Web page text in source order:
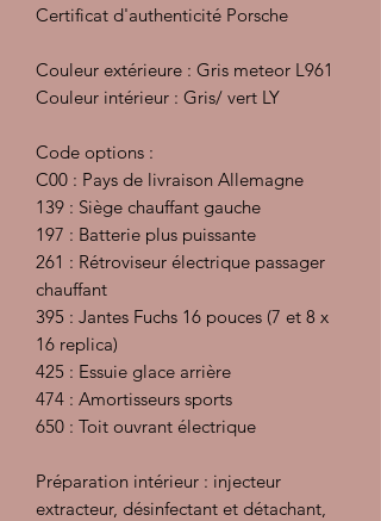
Certificat d'authenticité Porsche
Couleur extérieure : Gris meteor L961
Couleur intérieur : Gris/ vert LY
Code options :
C00 : Pays de livraison Allemagne
139 : Siège chauffant gauche
197 : Batterie plus puissante
261 : Rétroviseur électrique passager
chauffant
395 : Jantes Fuchs 16 pouces (7 et 8 x
16 replica)
425 : Essuie glace arrière
474 : Amortisseurs sports
650 : Toit ouvrant électrique
Préparation intérieur : injecteur
extracteur, désinfectant et détachant,